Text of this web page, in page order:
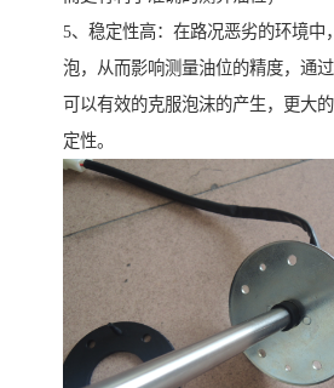
5、稳定性高：在路况恶劣的环境中
泡，从而影响测量油位的精度，通过
可以有效的克服泡沫的产生，更大
定性。